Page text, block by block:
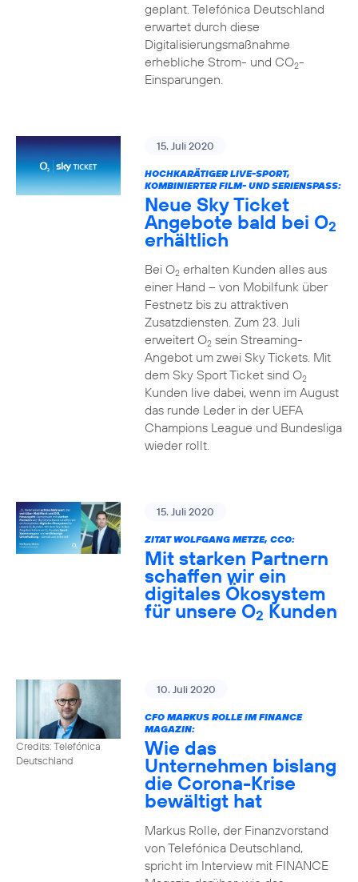
geplant. Telefónica Deutschland
erwartet durch diese
Digitalisierungsmaßnahme
erhebliche Strom- und CO2-
Einsparungen.
15. Juli 2020
HOCHKARÄTIGER LIVE-SPORT,
KOMBINIERTER FILM- UND SERIENSPASS:
Neue Sky Ticket
Angebote bald bei O2
erhältlich
Bei O2erhalten Kunden alles aus
einer Hand – von Mobilfunk über
Festnetz bis zu attraktiven
Zusatzdiensten. Zum 23. Juli
erweitert O2sein Streaming-
Angebot um zwei Sky Tickets. Mit
dem Sky Sport Ticket sind O2
Kunden live dabei, wenn im August
das runde Leder in der UEFA
Champions League und Bundesliga
wieder rollt.
15. Juli 2020
ZITAT WOLFGANG METZE, CCO:
Mit starken Partnern
schaffen wir ein
digitales Ökosystem
für unsere O2 Kunden
Credits: Telefónica
Deutschland
10. Juli 2020
CFO MARKUS ROLLE IM FINANCE
MAGAZIN:
Wie das
Unternehmen bislang
die Corona-Krise
bewältigt hat
Markus Rolle, der Finanzvorstand
von Telefónica Deutschland,
spricht im Interview mit FINANCE